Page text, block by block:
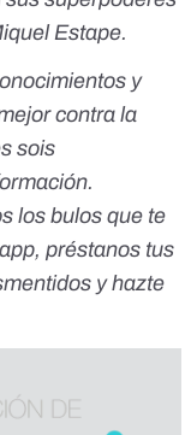
Estape.
y
contra la
sois
los bulos que te
, préstanos tus
yhazte